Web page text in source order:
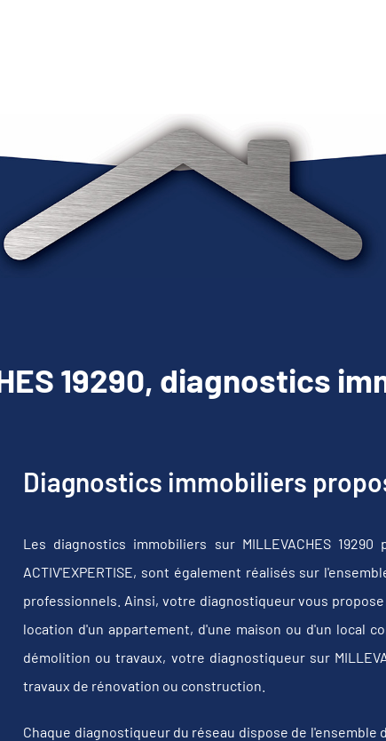
19290, diagnostics
Diagnostics immobiliers
Les diagnostics immobiliers sur MILLEVACHES
ACTIV'EXPERTISE, sont également réalisés sur
professionnels. Ainsi, votre diagnostiqueur vous
location d'un appartement, d'une maison ou d'un local
démolition ou travaux, votre diagnostiqueur sur
travaux de rénovation ou construction.
Chaque diagnostiqueur du réseau dispose de